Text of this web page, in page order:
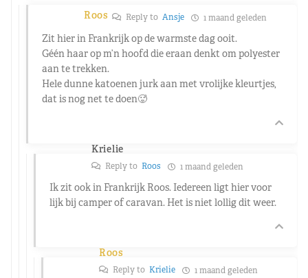
Roos Reply to Ansje 1 maand geleden
Zit hier in Frankrijk op de warmste dag ooit.
Géén haar op m’n hoofd die eraan denkt om polyester
aan te trekken.
Hele dunne katoenen jurk aan met vrolijke kleurtjes,
dat is nog net te doen🥵
Krielie
Reply to Roos 1 maand geleden
Ik zit ook in Frankrijk Roos. Iedereen ligt hier voor
lijk bij camper of caravan. Het is niet lollig dit weer.
Roos
Reply to Krielie 1 maand geleden